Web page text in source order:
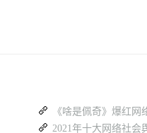
《啥是佩奇》爆红网